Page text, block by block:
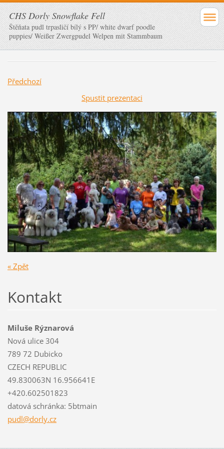
CHS Dorly Snowflake Fell
Štěňata pudl trpasličí bílý s PP/ white dwarf poodle
puppies/ Weißer Zwergpudel Welpen mit Stammbaum
Předchozí
Spustit prezentaci
« Zpět
Kontakt
Miluše Rýznarová
Nová ulice 304
789 72 Dubicko
CZECH REPUBLIC
49.830063N 16.956641E
+420.602501823
datová schránka: 5btmain
pudl@dorly.cz